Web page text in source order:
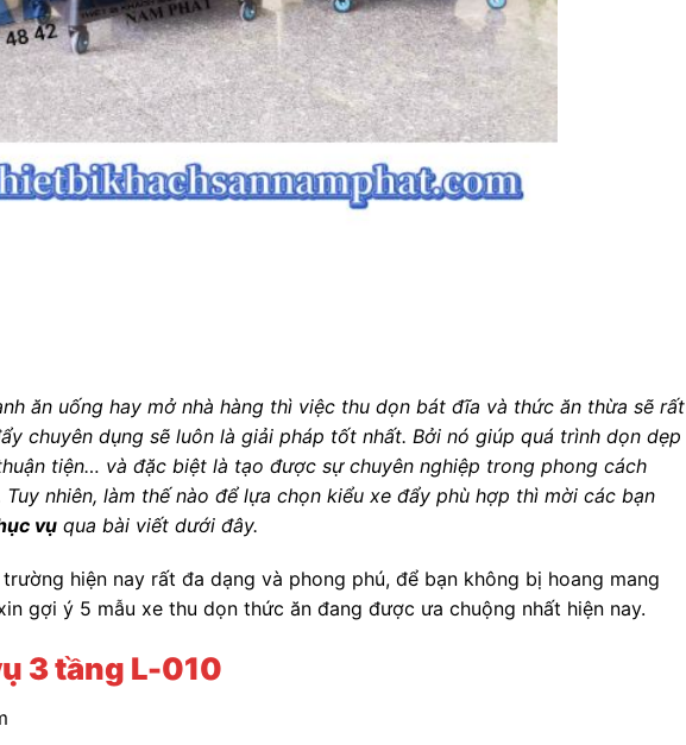
ăn uống hay mở nhà hàng thì việc thu dọn bát đĩa và thức ăn thừa sẽ rất
chuyên dụng sẽ luôn là giải pháp tốt nhất. Bởi nó giúp quá trình dọn dẹp
tiện… và đặc biệt là tạo được sự chuyên nghiệp trong phong cách
Tuy nhiên, làm thế nào để lựa chọn kiểu xe đẩy phù hợp thì mời các bạn
vụ qua bài viết dưới đây.
hiện nay rất đa dạng và phong phú, để bạn không bị hoang mang
gợi ý 5 mẫu xe thu dọn thức ăn đang được ưa chuộng nhất hiện nay.
3 tầng L-010